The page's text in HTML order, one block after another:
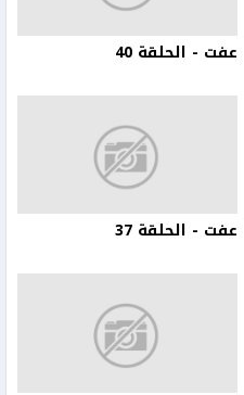
عفت - الحلقة 40
عفت - الحلقة 37